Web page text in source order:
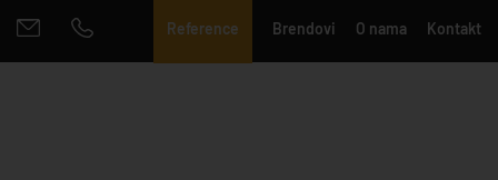
Reference Brendovi O nama Kontakt